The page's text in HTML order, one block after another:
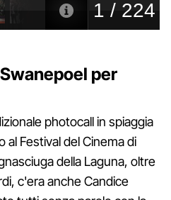
per
photocall in spiaggia
al Festival del Cinema di
della Laguna, oltre
c'era anche Candice